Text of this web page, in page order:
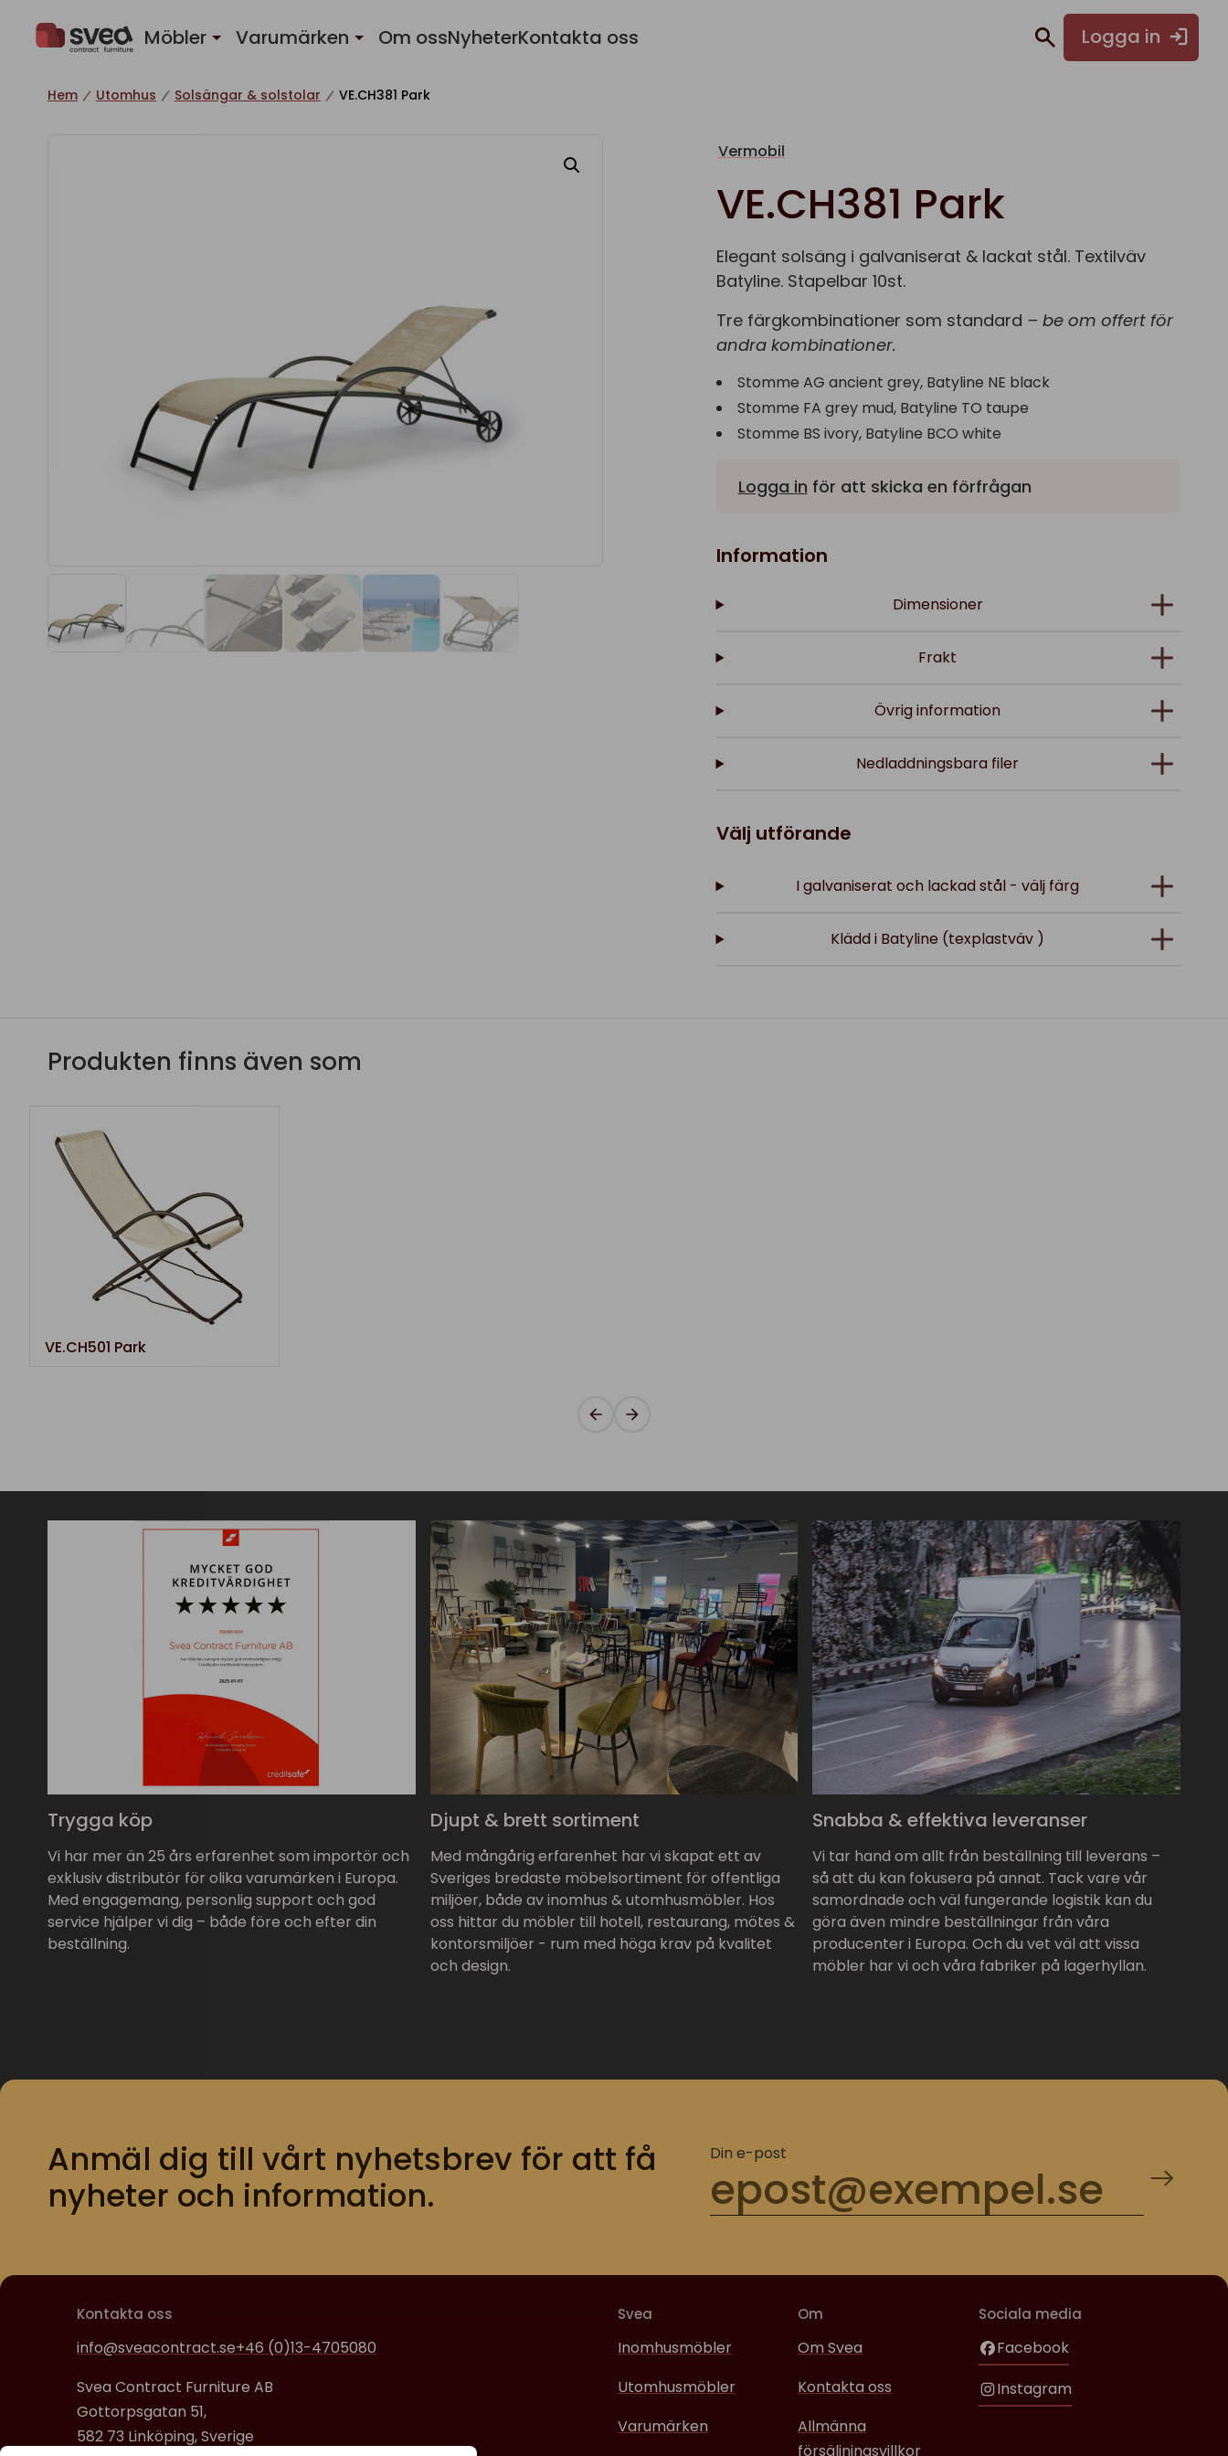
Möbler Varumärken Om ossNyheterKontakta oss Logga in
Hem Utomhus Solsängar & solstolar VE.CH381 Park
Vermobil
VE.CH381 Park
Elegant solsäng i galvaniserat & lackat stål. Textilväv
Batyline. Stapelbar 10st.
Tre färgkombinationer som standard – be om offert för
andra kombinationer.
Stomme AG ancient grey, Batyline NE black
Stomme FA grey mud, Batyline TO taupe
Stomme BS ivory, Batyline BCO white
Logga in för att skicka en förfrågan
Information
Dimensioner
Frakt
Övrig information
Nedladdningsbara filer
Välj utförande
I galvaniserat och lackad stål - välj färg
Klädd i Batyline (texplastväv )
Produkten finns även som
VE.CH501 Park
Trygga köp
Vi har mer än 25 års erfarenhet som importör och
exklusiv distributör för olika varumärken i Europa.
Med engagemang, personlig support och god
service hjälper vi dig – både före och efter din
beställning.
Djupt & brett sortiment
Med mångårig erfarenhet har vi skapat ett av
Sveriges bredaste möbelsortiment för offentliga
miljöer, både av inomhus & utomhusmöbler. Hos
oss hittar du möbler till hotell, restaurang, mötes &
kontorsmiljöer - rum med höga krav på kvalitet
och design.
Snabba & effektiva leveranser
Vi tar hand om allt från beställning till leverans –
så att du kan fokusera på annat. Tack vare vår
samordnade och väl fungerande logistik kan du
göra även mindre beställningar från våra
producenter i Europa. Och du vet väl att vissa
möbler har vi och våra fabriker på lagerhyllan.
Anmäl dig till vårt nyhetsbrev för att få
nyheter och information.
Din e-post
Kontakta oss
info@sveacontract.se+46 (0)13-4705080
Svea Contract Furniture AB
Gottorpsgatan 51,
582 73 Linköping, Sverige
Svea
Inomhusmöbler
Utomhusmöbler
Varumärken
Om
Om Svea
Kontakta oss
Allmänna
försäljningsvillkor
Sociala media
Facebook
Instagram